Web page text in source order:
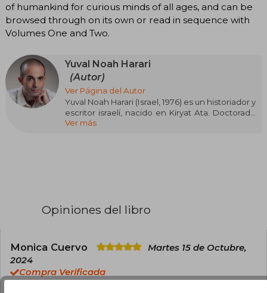
of humankind for curious minds of all ages, and can be
browsed through on its own or read in sequence with
Volumes One and Two.
Yuval Noah Harari
(Autor)
Ver Página del Autor
Yuval Noah Harari (Israel, 1976) es un historiador y
escritor israelí, nacido en Kiryat Ata. Doctorado
por la Universidad de Oxford, es profesor en la
humana, la inteligencia artificial y el futuro de la
Ver más
Opiniones del libro
Monica Cuervo
Martes 15 de Octubre,
2024
Compra Verificada